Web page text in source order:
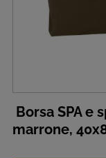
Borsa SPA e
marrone,